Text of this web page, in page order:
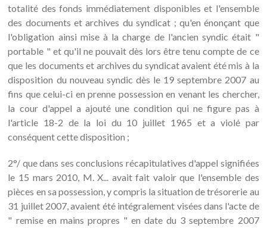
totalité des fonds immédiatement disponibles et l'ensemble
des documents et archives du syndicat ; qu'en énonçant que
l'obligation ainsi mise à la charge de l'ancien syndic était "
portable " et qu'il ne pouvait dès lors être tenu compte de ce
que les documents et archives du syndicat avaient été mis à la
disposition du nouveau syndic dès le 19 septembre 2007 au
fins que celui-ci en prenne possession en venant les chercher,
la cour d'appel a ajouté une condition qui ne figure pas à
l'article 18-2 de la loi du 10 juillet 1965 et a violé par
conséquent cette disposition ;
2°/ que dans ses conclusions récapitulatives d'appel signifiées
le 15 mars 2010, M. X... avait fait valoir que l'ensemble des
pièces en sa possession, y compris la situation de trésorerie au
31 juillet 2007, avaient été intégralement visées dans l'acte de
" remise en mains propres " en date du 3 septembre 2007